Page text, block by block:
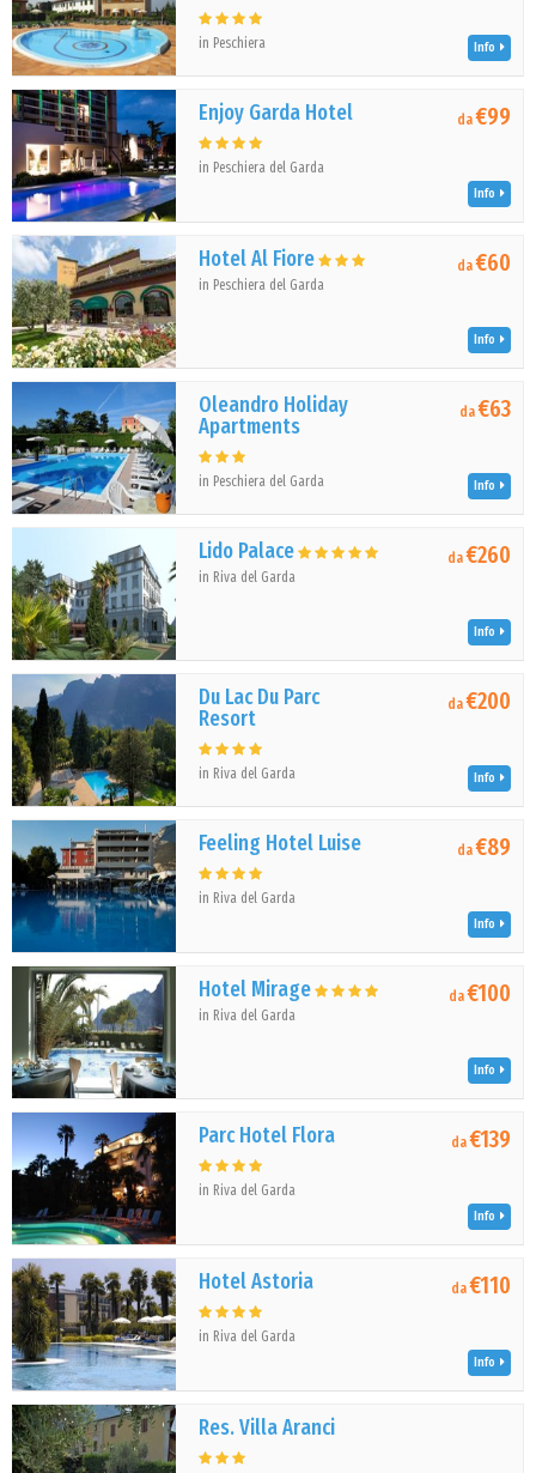
in Peschiera Info
Enjoy Garda Hotel
in Peschiera del Garda
da€99
Info
Hotel Al Fiore
in Peschiera del Garda
da€60
Info
Oleandro Holiday
Apartments
in Peschiera del Garda
da€63
Info
Lido Palace
in Riva del Garda
da€260
Info
Du Lac Du Parc
Resort
in Riva del Garda
da€200
Info
Feeling Hotel Luise
in Riva del Garda
da€89
Info
Hotel Mirage
in Riva del Garda
da€100
Info
Parc Hotel Flora
in Riva del Garda
da€139
Info
Hotel Astoria
in Riva del Garda
da€110
Info
Res. Villa Aranci